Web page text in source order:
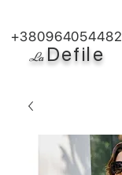
La Defile
+380964054482